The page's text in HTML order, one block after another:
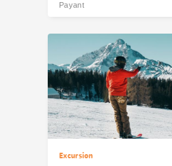
Payant
Excursion